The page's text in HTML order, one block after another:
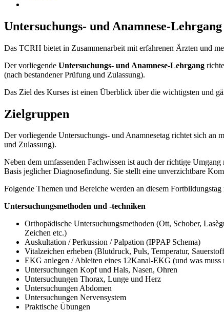
Untersuchungs- und Anamnese-Lehrgang
Das TCRH bietet in Zusammenarbeit mit erfahrenen Ärzten und
Der vorliegende Untersuchungs- und Anamnese-Lehrgang
(nach bestandener Prüfung und Zulassung).
Das Ziel des Kurses ist einen Überblick über die wichtigsten und
Zielgruppen
Der vorliegende Untersuchungs- und Anamnesetag richtet sich an
und Zulassung).
Neben dem umfassenden Fachwissen ist auch der richtige
Basis jeglicher Diagnosefindung. Sie stellt eine unverzichtbare
Folgende Themen und Bereiche werden an diesem
Untersuchungsmethoden und -techniken
Orthopädische Untersuchungsmethoden (Ott, Schober,
Zeichen etc.)
Auskultation / Perkussion / Palpation (IPPAP Schema)
Vitalzeichen erheben (Blutdruck, Puls, Temperatur,
EKG anlegen / Ableiten eines 12Kanal-EKG (und was muss
Untersuchungen Kopf und Hals, Nasen, Ohren
Untersuchungen Thorax, Lunge und Herz
Untersuchungen Abdomen
Untersuchungen Nervensystem
Praktische Übungen